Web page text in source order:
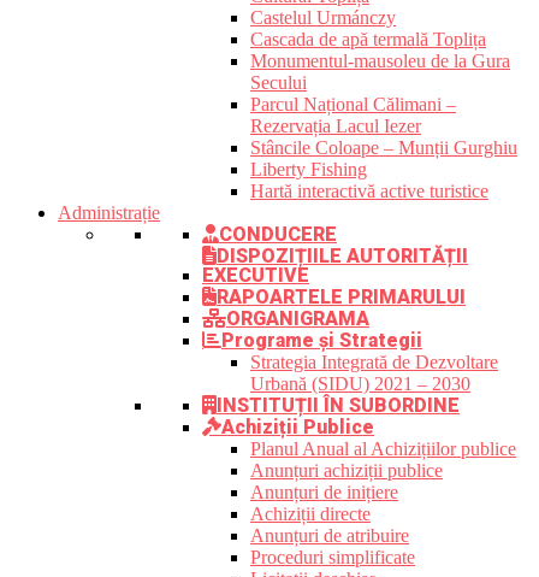
Castelul Urmánczy
Cascada de apă termală Toplița
Monumentul-mausoleu de la Gura
Secului
Parcul Național Călimani –
Rezervația Lacul Iezer
Stâncile Coloape – Munții Gurghiu
Liberty Fishing
Hartă interactivă active turistice
Administrație
CONDUCERE
DISPOZIȚIILE AUTORITĂȚII
EXECUTIVE
RAPOARTELE PRIMARULUI
ORGANIGRAMA
Programe și Strategii
Strategia Integrată de Dezvoltare
Urbană (SIDU) 2021 – 2030
INSTITUȚII ÎN SUBORDINE
Achiziții Publice
Planul Anual al Achizițiilor publice
Anunțuri achiziții publice
Anunțuri de inițiere
Achiziții directe
Anunțuri de atribuire
Proceduri simplificate